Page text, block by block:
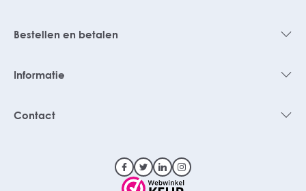
Bestellen en betalen
Informatie
Contact